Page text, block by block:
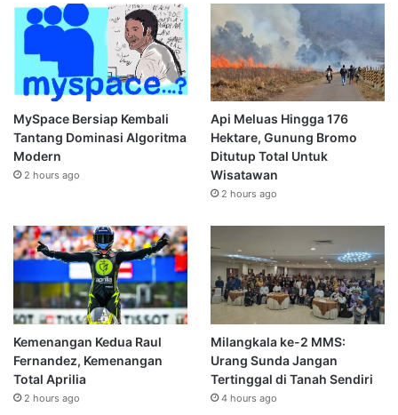
MySpace Bersiap Kembali
Tantang Dominasi Algoritma
Modern
2 hours ago
Api Meluas Hingga 176
Hektare, Gunung Bromo
Ditutup Total Untuk
Wisatawan
2 hours ago
Kemenangan Kedua Raul
Fernandez, Kemenangan
Total Aprilia
2 hours ago
Milangkala ke-2 MMS:
Urang Sunda Jangan
Tertinggal di Tanah Sendiri
4 hours ago